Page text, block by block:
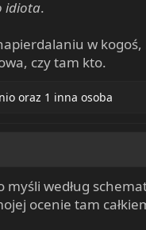
idiota.
w
czy tam kto.
oraz 1 inna osoba
myśli według
ocenie tam